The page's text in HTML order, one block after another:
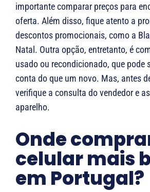
importante comparar preços para
oferta. Além disso, fique atento a
descontos promocionais, como a
Natal. Outra opção, entretanto, é
usado ou recondicionado, que pode
conta do que um novo. Mas, antes
verifique a consulta do vendedor e
aparelho.
Onde
celular mais
em Portugal?